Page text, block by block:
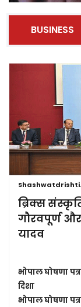
BUSINESS
ब्रिक्स
गौरवपूर्ण
यादव
भोपाल घोषणा
दिशा
भोपाल घोषणा